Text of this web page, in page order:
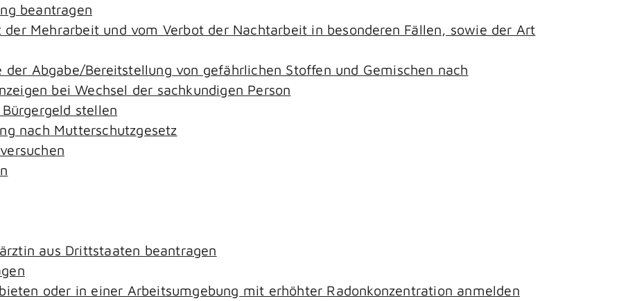
beantragen
Mehrarbeit und vom Verbot der Nachtarbeit in besonderen Fällen, sowie der Art
Abgabe/Bereitstellung von gefährlichen Stoffen und Gemischen nach
bei Wechsel der sachkundigen Person
stellen
nach Mutterschutzgesetz
aus Drittstaaten beantragen
oder in einer Arbeitsumgebung mit erhöhter Radonkonzentration anmelden